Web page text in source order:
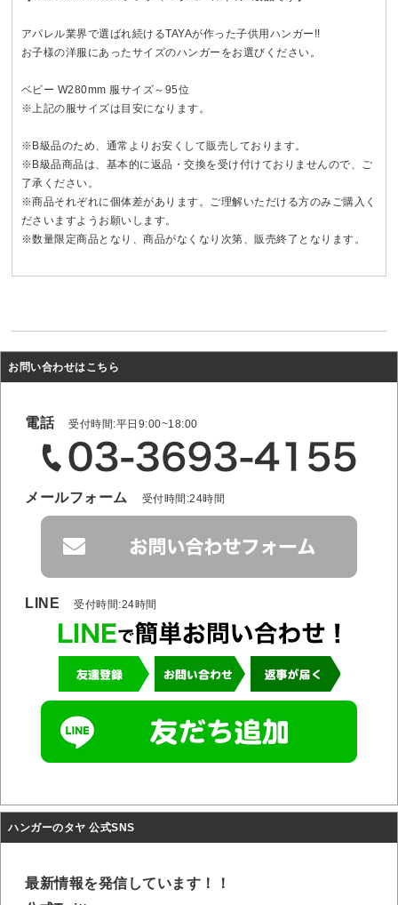
アパレル業界で選ばれ続けるTAYAが作った子供用ハンガー!!
お子様の洋服にあったサイズのハンガーをお選びください。
ベビー W280mm 服サイズ～95位
※上記の服サイズは目安になります。
※B級品のため、通常よりお安くして販売しております。
※B級品商品は、基本的に返品・交換を受け付けておりませんので、ご
了承ください。
※商品それぞれに個体差があります。ご理解いただける方のみご購入く
ださいますようお願いします。
※数量限定商品となり、商品がなくなり次第、販売終了となります。
お問い合わせはこちら
電話 受付時間:平日9:00~18:00
メールフォーム 受付時間:24時間
LINE 受付時間:24時間
ハンガーのタヤ 公式SNS
最新情報を発信しています！！